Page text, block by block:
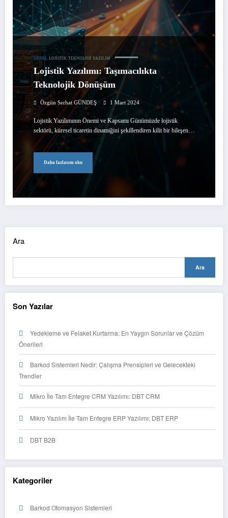
GENEL LOJISTIK TEKNOLOJI YAZILIM
Lojistik Yazılımı: Taşımacılıkta
Teknolojik Dönüşüm
Özgün Serhat GÜNDEŞ 1 Mart 2024
Lojistik Yazılımının Önemi ve Kapsamı Günümüzde lojistik
sektörü, küresel ticaretin dinamiğini şekillendiren kilit bir bileşen…
Daha fazlasını oku
Ara
Ara
Son Yazılar
Yedekleme ve Felaket Kurtarma: En Yaygın Sorunlar ve Çözüm
Önerileri
Barkod Sistemleri Nedir: Çalışma Prensipleri ve Gelecekteki
Trendler
Mikro İle Tam Entegre CRM Yazılımı: DBT CRM
Mikro Yazılım İle Tam Entegre ERP Yazılımı: DBT ERP
DBT B2B
Kategoriler
Barkod Otomasyon Sistemleri